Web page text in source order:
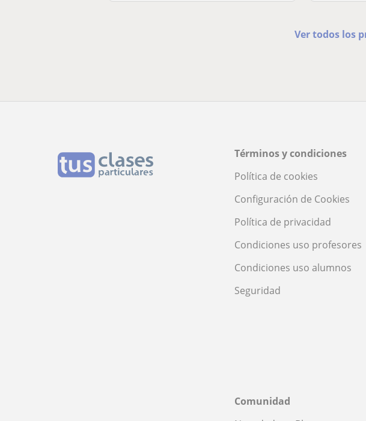
Ver todos los
Términos y condiciones
Política de cookies
Configuración de Cookies
Política de privacidad
Condiciones uso profesores
Condiciones uso alumnos
Seguridad
Comunidad